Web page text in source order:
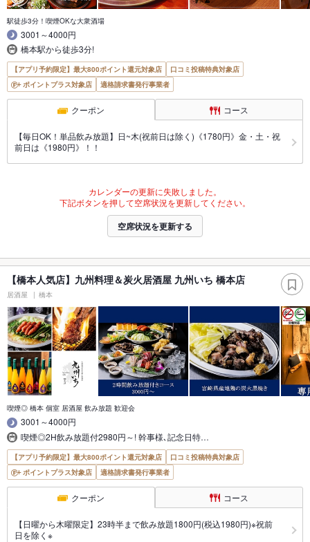
駅徒歩3分！喫煙OKな大衆酒場
3001～4000円
橋本駅から徒歩3分!
【アプリ予約限定】最大800ポイント還元対象店
口コミ投稿特典対象店
ポイントプラス対象店
適格請求書発行事業者
クーポン コース
【毎日OK！単品飲み放題】日~木(祝前日は除く)《1780円》金・土・祝
前日は《1980円》！！
カレンダーの更新に失敗しました。
下記ボタンを押して空席状況を更新してください。
空席状況を更新する
【橋本人気店】九州料理＆炭火居酒屋 九州いち 橋本店
居酒屋 橋本
喫煙◎ 橋本 個室 居酒屋 飲み放題 歓迎会
3001～4000円
喫煙◎2H飲み放題付2980円～! 幹事様､記念日特…
【アプリ予約限定】最大800ポイント還元対象店
口コミ投稿特典対象店
ポイントプラス対象店
適格請求書発行事業者
クーポン コース
【日曜から木曜限定】23時半まで飲み放題1800円(税込1980円)※祝前
日を除く※